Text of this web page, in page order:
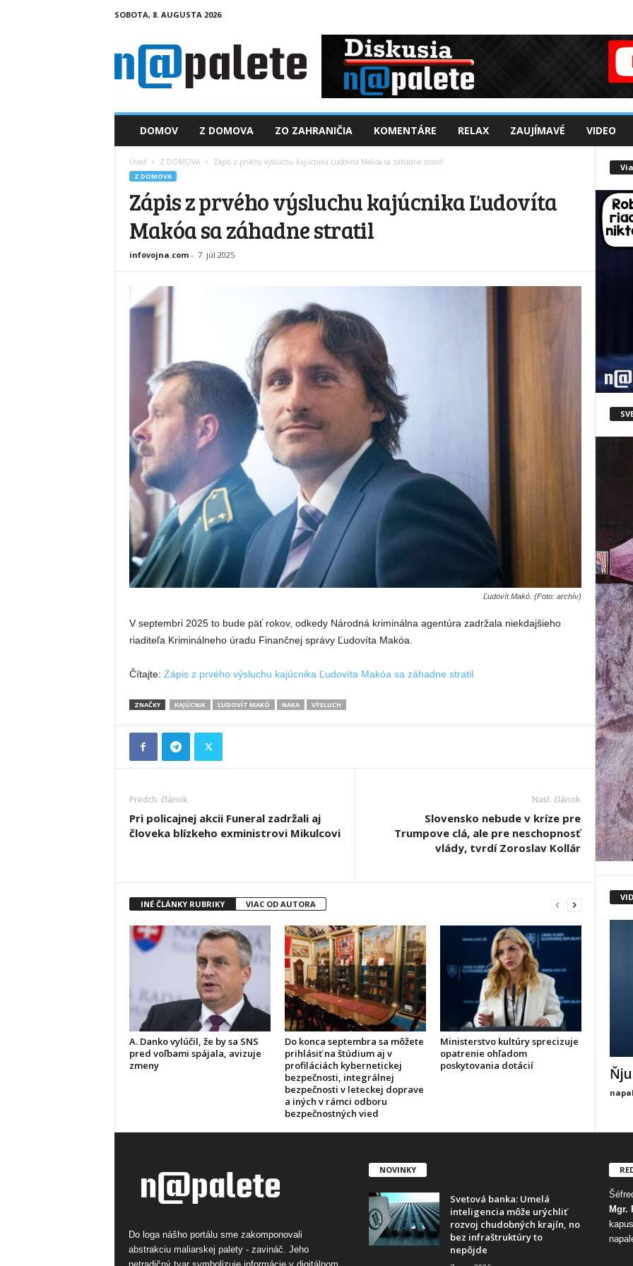
SOBOTA, 8. AUGUSTA 2026
a
DOMOV Z DOMOVA ZO ZAHRANIČIA KOMENTÁRE RELAX ZAUJÍMAVÉ VIDEO
Úvod Z DOMOVA Zápis z prvého výsluchu kajúcnika Ľudovíta Makóa sa záhadne stratil
Z DOMOVA
Zápis z prvého výsluchu kajúcnika Ľudovíta
Makóa sa záhadne stratil
infovojna.com- 7. júl 2025
Ľudovít Makó. (Foto: archív)
V septembri 2025 to bude päť rokov, odkedy Národná kriminálna agentúra zadržala niekdajšieho
riaditeľa Kriminálneho úradu Finančnej správy Ľudovíta Makóa.
Čítajte: Zápis z prvého výsluchu kajúcnika Ľudovíta Makóa sa záhadne stratil
ZNAČKY KAJÚCNIK ĽUDOVÍT MAKÓ NAKA VÝSLUCH
Predch. článok
Pri policajnej akcii Funeral zadržali aj
človeka blízkeho exministrovi Mikulcovi
Nasl. článok
Slovensko nebude v kríze pre
Trumpove clá, ale pre neschopnosť
vlády, tvrdí Zoroslav Kollár
INÉ ČLÁNKY RUBRIKY VIAC OD AUTORA
A. Danko vylúčil, že by sa SNS
pred voľbami spájala, avizuje
zmeny
Do konca septembra sa môžete
prihlásiť na štúdium aj v
profiláciách kybernetickej
bezpečnosti, integrálnej
bezpečnosti v leteckej doprave
a iných v rámci odboru
bezpečnostných vied
Ministerstvo kultúry sprecizuje
opatrenie ohľadom
poskytovania dotácií
Do loga nášho portálu sme zakomponovali
abstrakciu maliarskej palety - zavináč. Jeho
NOVINKY
Svetová banka: Umelá
inteligencia môže urýchliť
rozvoj chudobných krajín, no
bez infraštruktúry to
nepôjde
Mgr.